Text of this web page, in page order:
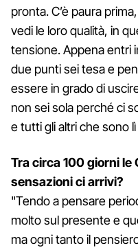
pronta. C’è paura
vedi le loro qualità, in
tensione. Appena entri
due punti sei tesa e
essere in grado di
non sei sola perché ci
e tutti gli altri che sono
Tra circa 100 giorni le
sensazioni ci arrivi?
"Tendo a pensare
molto sul presente e
ma ogni tanto il